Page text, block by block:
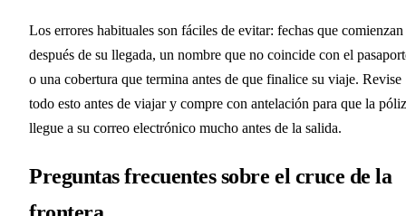
Los errores habituales son fáciles de evitar: fechas que comienzan
después de su llegada, un nombre que no coincide con el
o una cobertura que termina antes de que finalice su viaje. Revise
todo esto antes de viajar y compre con antelación para que la
llegue a su correo electrónico mucho antes de la salida.
Preguntas frecuentes sobre el cruce de la